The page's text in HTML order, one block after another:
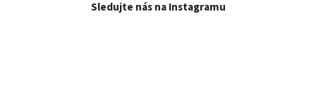
Sledujte nás na Instagramu